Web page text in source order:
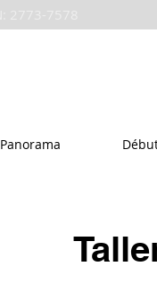
Panorama